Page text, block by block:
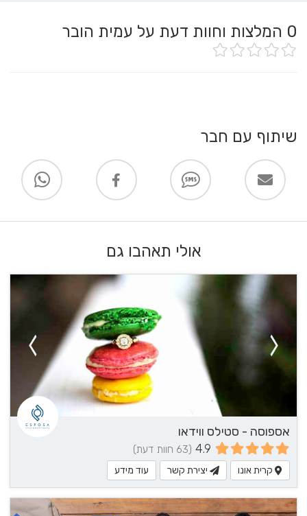
0 המלצות וחוות דעת על עמית הובר
שיתוף עם חבר
אולי תאהבו גם
אספוסה - סטילס ווידאו
4.9 (63 חוות דעת)
קרית אונו יצירת קשר עוד מידע